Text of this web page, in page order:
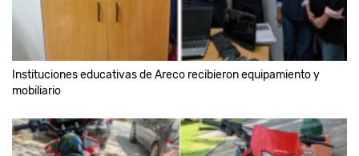
Instituciones educativas de Areco recibieron equipamiento y
mobiliario